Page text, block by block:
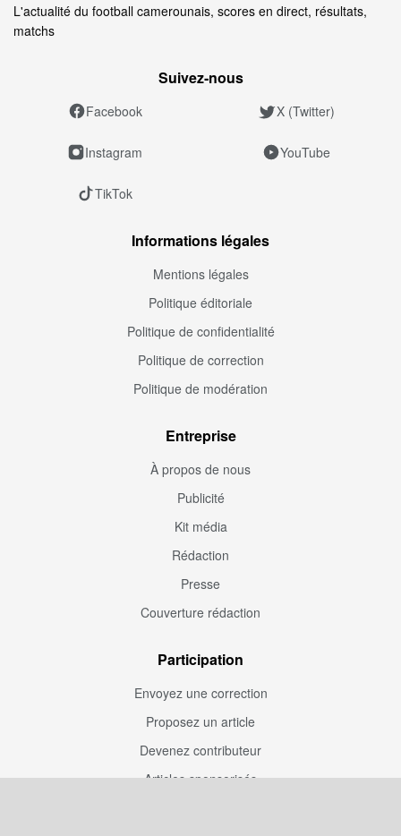
L'actualité du football camerounais, scores en direct, résultats,
matchs
Suivez‑nous
Facebook X (Twitter)
Instagram YouTube
TikTok
Informations légales
Mentions légales
Politique éditoriale
Politique de confidentialité
Politique de correction
Politique de modération
Entreprise
À propos de nous
Publicité
Kit média
Rédaction
Presse
Couverture rédaction
Participation
Envoyez une correction
Proposez un article
Devenez contributeur
Articles sponsorisés